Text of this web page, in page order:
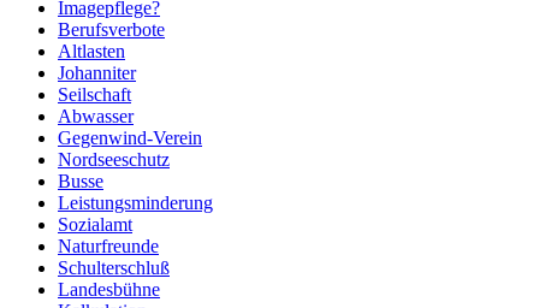
Imagepflege?
Berufsverbote
Altlasten
Johanniter
Seilschaft
Abwasser
Gegenwind-Verein
Nordseeschutz
Busse
Leistungsminderung
Sozialamt
Naturfreunde
Schulterschluß
Landesbühne